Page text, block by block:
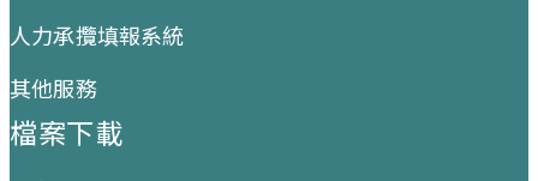
人力承攬填報系統
其他服務
檔案下載